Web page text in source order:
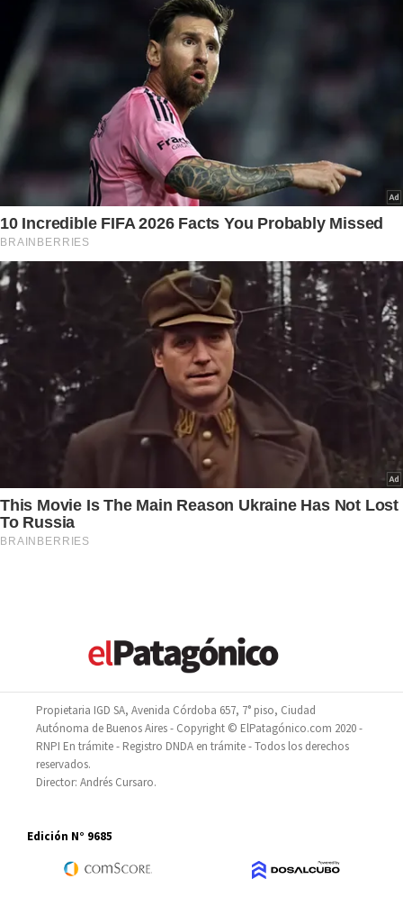
Propietaria IGD SA, Avenida Córdoba 657, 7° piso, Ciudad
Autónoma de Buenos Aires - Copyright © ElPatagónico.com 2020 -
RNPI En trámite - Registro DNDA en trámite - Todos los derechos
reservados.
Director: Andrés Cursaro.
Edición N° 9685